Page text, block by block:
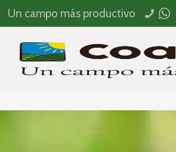
Un campo más productivo